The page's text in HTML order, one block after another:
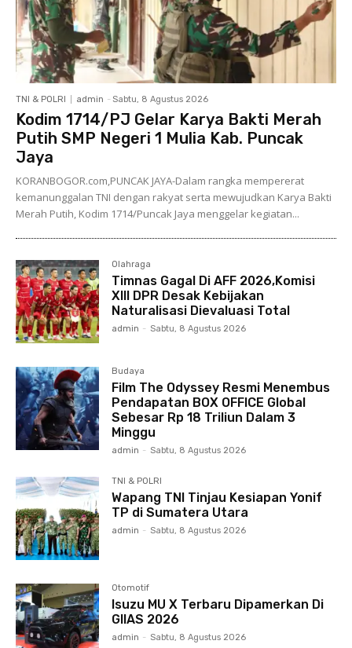
TNI & POLRI admin - Sabtu, 8 Agustus 2026
Kodim 1714/PJ Gelar Karya Bakti Merah
Putih SMP Negeri 1 Mulia Kab. Puncak
Jaya
KORANBOGOR.com,PUNCAK JAYA-Dalam rangka mempererat
kemanunggalan TNI dengan rakyat serta mewujudkan Karya Bakti
Merah Putih, Kodim 1714/Puncak Jaya menggelar kegiatan...
Olahraga
Timnas Gagal Di AFF 2026,Komisi
XIII DPR Desak Kebijakan
Naturalisasi Dievaluasi Total
admin - Sabtu, 8 Agustus 2026
Budaya
Film The Odyssey Resmi Menembus
Pendapatan BOX OFFICE Global
Sebesar Rp 18 Triliun Dalam 3
Minggu
admin - Sabtu, 8 Agustus 2026
TNI & POLRI
Wapang TNI Tinjau Kesiapan Yonif
TP di Sumatera Utara
admin - Sabtu, 8 Agustus 2026
Otomotif
Isuzu MU X Terbaru Dipamerkan Di
GIIAS 2026
admin - Sabtu, 8 Agustus 2026